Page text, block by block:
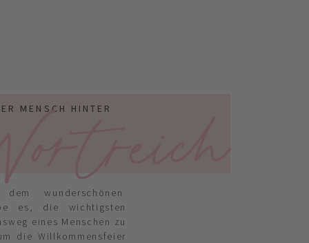
MENSCH HINTER
wunderschönen
es, die wichtigsten
eines Menschen zu
die Willkommensfeier